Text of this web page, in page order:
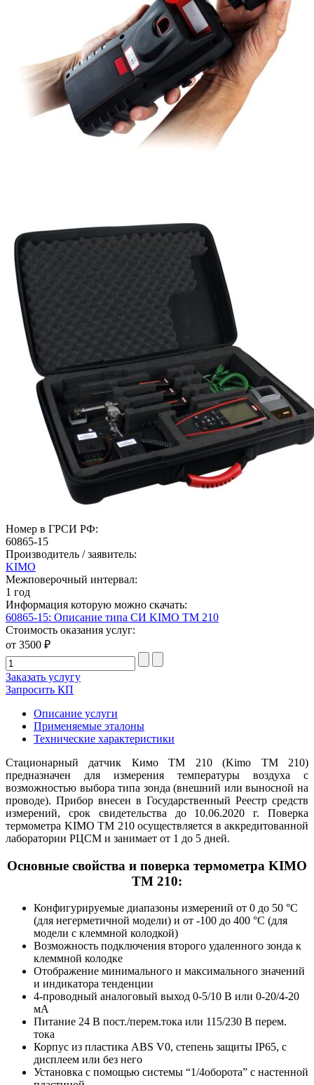
Номер в ГРСИ РФ:
60865-15
Производитель / заявитель:
KIMO
Межповерочный интервал:
1 год
Информация которую можно скачать:
60865-15: Описание типа СИ KIMO ТM 210
Стоимость оказания услуг:
от 3500 ₽
Заказать услугу
Запросить КП
Описание услуги
Применяемые эталоны
Технические характеристики
Стационарный датчик Кимо ТМ 210 (Kimo TM 210)
предназначен для измерения температуры воздуха с
возможностью выбора типа зонда (внешний или выносной на
проводе). Прибор внесен в Государственный Реестр средств
измерений, срок свидетельства до 10.06.2020 г. Поверка
термометра KIMO ТM 210 осуществляется в аккредитованной
лаборатории РЦСМ и занимает от 1 до 5 дней.
Основные свойства и поверка термометра KIMO
ТM 210:
Конфигурируемые диапазоны измерений от 0 до 50 °С
(для негерметичной модели) и от -100 до 400 °С (для
модели с клеммной колодкой)
Возможность подключения второго удаленного зонда к
клеммной колодке
Отображение минимального и максимального значений
и индикатора тенденции
4-проводный аналоговый выход 0-5/10 В или 0-20/4-20
мА
Питание 24 В пост./перем.тока или 115/230 В перем.
тока
Корпус из пластика ABS V0, степень защиты IР65, с
дисплеем или без него
Установка с помощью системы “1/4оборота” с настенной